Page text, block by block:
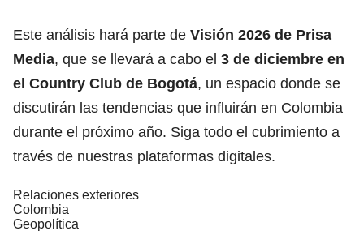
Este análisis hará parte de Visión 2026 de Prisa
Media, que se llevará a cabo el 3 de diciembre en
el Country Club de Bogotá, un espacio donde se
discutirán las tendencias que influirán en Colombia
durante el próximo año. Siga todo el cubrimiento a
través de nuestras plataformas digitales.
Relaciones exteriores
Colombia
Geopolítica